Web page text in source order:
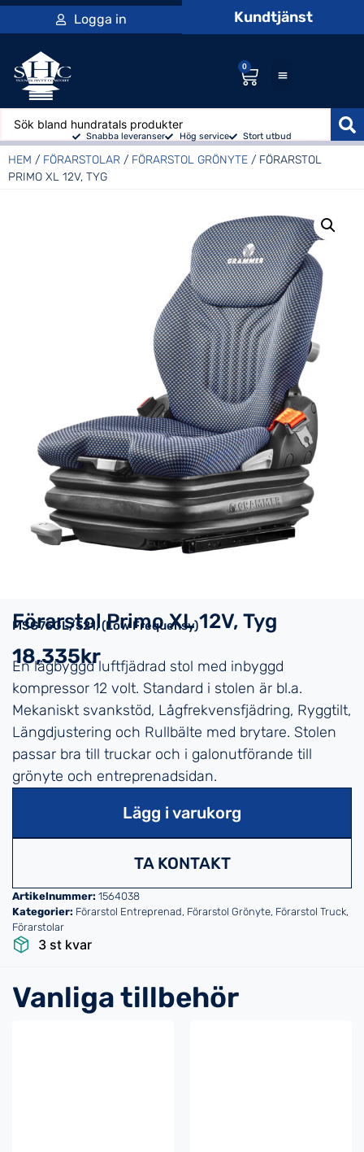
Logga in Kundtjänst
0
Snabba leveranser Hög service Stort utbud
HEM / FÖRARSTOLAR / FÖRARSTOL GRÖNYTE / FÖRARSTOL
PRIMO XL 12V, TYG
Förarstol Primo XL 12V, Tyg
MSG75GL/521, (Low Frequensy)
18,335kr
En lågbyggd luftfjädrad stol med inbyggd
kompressor 12 volt. Standard i stolen är bl.a.
Mekaniskt svankstöd, Lågfrekvensfjädring, Ryggtilt,
Längdjustering och Rullbälte med brytare. Stolen
passar bra till truckar och i galonutförande till
grönyte och entreprenadsidan.
Lägg i varukorg
TA KONTAKT
Artikelnummer: 1564038
Kategorier: Förarstol Entreprenad, Förarstol Grönyte, Förarstol Truck,
Förarstolar
3 st kvar
Vanliga tillbehör